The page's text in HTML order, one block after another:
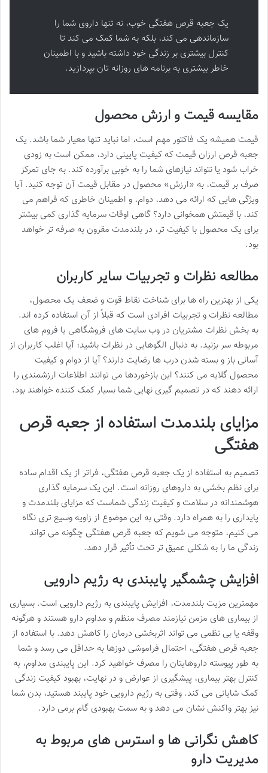
یک جعبه قرص هفتگی خوب، نه تنها داروی شما را
سازماندهی می کند، بلکه به شما کمک می کند تا
کنترل بیشتری بر زندگی خود داشته باشید و با اطمینان
خاطر بیشتری به برنامه های روزانه تان بپردازید.
مقایسه قیمت و ارزش محصول
قیمت همیشه یک فاکتور مهم است، اما نباید تنها معیار شما باشد. یک
جعبه قرص ارزان قیمت که کیفیت پایینی دارد، ممکن است به زودی
خراب شود یا نتواند نیازهای شما را به خوبی برآورده کند. به جای تمرکز
صرف بر قیمت، به «ارزش» محصول در مقابل قیمت آن توجه کنید. آیا
ویژگی هایی که ارائه می دهد، دوام، و اطمینان خاطری که فراهم می
کند، با قیمتش همخوانی دارد؟ گاهی اوقات سرمایه گذاری کمی بیشتر
برای یک محصول با کیفیت تر، در بلندمدت مقرون به صرفه تر خواهد
بود.
مطالعه نظرات و تجربیات سایر کاربران
یکی از بهترین راه ها برای شناخت نقاط قوت و ضعف یک محصول،
مطالعه نظرات و تجربیات افرادی است که قبلاً از آن استفاده کرده اند.
به بخش نظرات مشتریان در وب سایت های فروشگاهی یا فروم های
مربوطه سر بزنید. به دنبال الگوهایی در نظرات باشید؛ آیا اغلب کاربران از
آسانی باز و بسته شدن درب ها رضایت دارند؟ آیا از دوام و کیفیت
محصول گلایه می کنند؟ این بازخوردها می توانند اطلاعات ارزشمندی را
ارائه دهند که در تصمیم گیری نهایی شما بسیار کمک کننده خواهند بود.
مزایای بلندمدت استفاده از جعبه قرص
هفتگی
تصمیم به استفاده از یک جعبه قرص هفتگی، فراتر از یک اقدام ساده
برای نظم بخشی به داروهای روزانه است. این یک سرمایه گذاری
هوشمندانه در سلامت و کیفیت زندگی شماست که مزایای بلندمدت و
پایداری را به همراه دارد. وقتی به این موضوع از زاویه وسیع تری نگاه
می کنیم، متوجه می شویم که جعبه قرص هفتگی چگونه می تواند
زندگی ما را به شکلی عمیق تر تحت تأثیر قرار دهد.
افزایش چشمگیر پایبندی به رژیم دارویی
مهمترین مزیت بلندمدت، افزایش پایبندی به رژیم دارویی است. بسیاری
از بیماری های مزمن نیازمند مصرف منظم و مداوم دارو هستند و هرگونه
وقفه یا بی نظمی می تواند اثربخشی درمان را کاهش دهد. با استفاده از
جعبه قرص هفتگی، احتمال فراموشی دوزها به حداقل می رسد و شما
به طور پیوسته داروهایتان را مصرف خواهید کرد. این پایبندی مداوم، به
کنترل بهتر بیماری، پیشگیری از عوارض و در نهایت، بهبود کیفیت زندگی
کمک شایانی می کند. وقتی به رژیم دارویی خود پایبند هستید، بدن شما
نیز بهتر واکنش نشان می دهد و به سمت بهبودی گام برمی دارد.
کاهش نگرانی ها و استرس های مربوط به
مدیریت دارو